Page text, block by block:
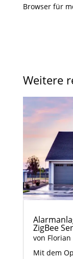
Browser für
Weitere
ZigBee
von Florian
Mit dem